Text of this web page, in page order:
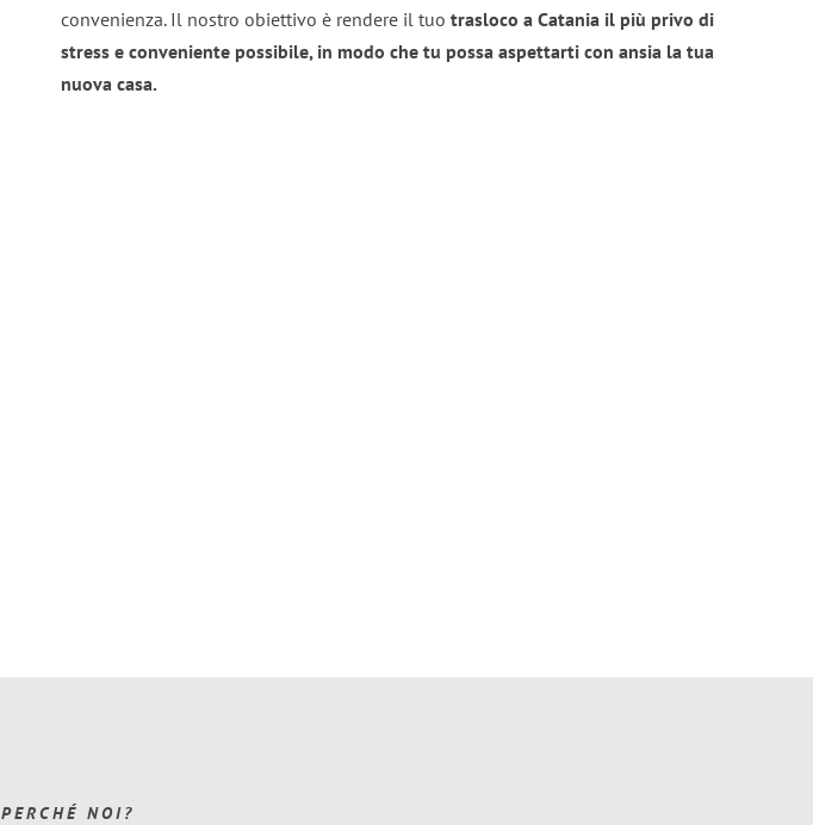
convenienza. Il nostro obiettivo è rendere il tuo trasloco a Catania il più privo di
stress e conveniente possibile, in modo che tu possa aspettarti con ansia la tua
nuova casa.
PERCHÉ NOI?